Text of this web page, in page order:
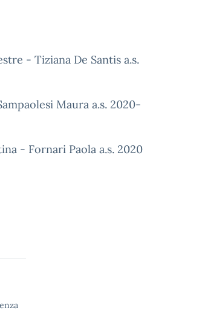
- Tiziana De Santis a.s.
Maura a.s. 2020-
- Fornari Paola a.s. 2020